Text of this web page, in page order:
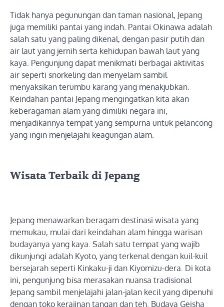
Tidak hanya pegunungan dan taman nasional, Jepang
juga memiliki pantai yang indah. Pantai Okinawa adalah
salah satu yang paling dikenal, dengan pasir putih dan
air laut yang jernih serta kehidupan bawah laut yang
kaya. Pengunjung dapat menikmati berbagai aktivitas
air seperti snorkeling dan menyelam sambil
menyaksikan terumbu karang yang menakjubkan.
Keindahan pantai Jepang mengingatkan kita akan
keberagaman alam yang dimiliki negara ini,
menjadikannya tempat yang sempurna untuk pelancong
yang ingin menjelajahi keagungan alam.
Wisata Terbaik di Jepang
Jepang menawarkan beragam destinasi wisata yang
memukau, mulai dari keindahan alam hingga warisan
budayanya yang kaya. Salah satu tempat yang wajib
dikunjungi adalah Kyoto, yang terkenal dengan kuil-kuil
bersejarah seperti Kinkaku-ji dan Kiyomizu-dera. Di kota
ini, pengunjung bisa merasakan nuansa tradisional
Jepang sambil menjelajahi jalan-jalan kecil yang dipenuhi
dengan toko kerajinan tangan dan teh. Budaya Geisha